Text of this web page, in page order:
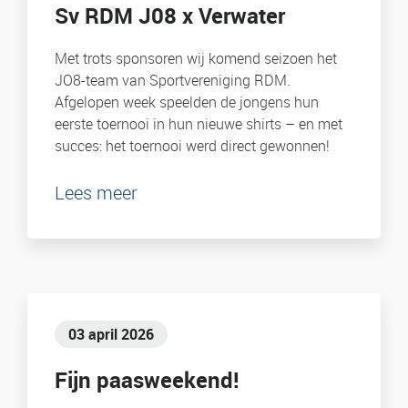
Sv RDM J08 x Verwater
Met trots sponsoren wij komend seizoen het
JO8-team van Sportvereniging RDM.
Afgelopen week speelden de jongens hun
eerste toernooi in hun nieuwe shirts – en met
succes: het toernooi werd direct gewonnen!
Lees meer
03 april 2026
Fijn paasweekend!